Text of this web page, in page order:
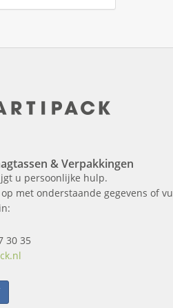
& Verpakkingen
u persoonlijke hulp.
met onderstaande gegevens of
30 35